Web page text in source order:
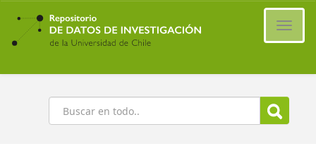
Ir
contenido
principal
Buscar